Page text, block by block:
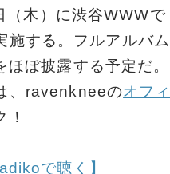
木）に渋谷WWWで
施する。フルアルバム
ほぼ披露する予定だ。
、ravenkneeのオフ
！
で聴く】